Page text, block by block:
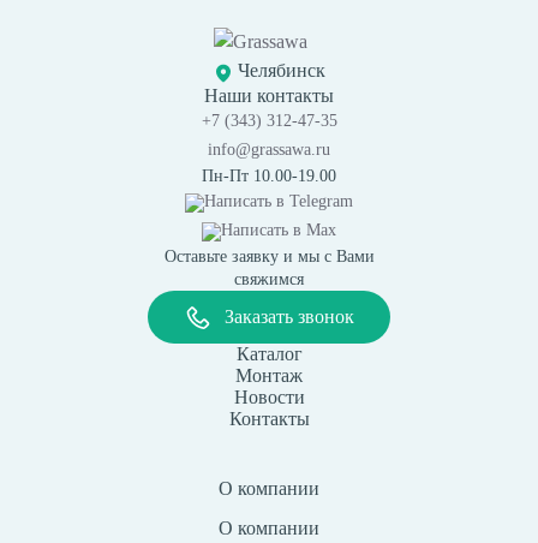
Челябинск
Наши контакты
+7 (343) 312-47-35
info@grassawa.ru
Пн-Пт 10.00-19.00
Написать в Telegram
Написать в Max
Оставьте заявку и мы с Вами
свяжимся
Заказать звонок
Каталог
Монтаж
Новости
Контакты
О компании
О компании